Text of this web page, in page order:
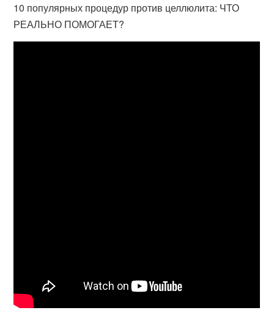
10 популярных процедур против целлюлита: ЧТО
РЕАЛЬНО ПОМОГАЕТ?